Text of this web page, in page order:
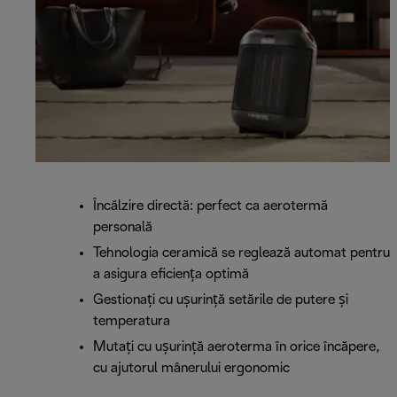
Încălzire directă: perfect ca aerotermă
personală
Tehnologia ceramică se reglează automat pentru
a asigura eficienţa optimă
Gestionați cu ușurință setările de putere și
temperatura
Mutați cu ușurință aeroterma în orice încăpere,
cu ajutorul mânerului ergonomic